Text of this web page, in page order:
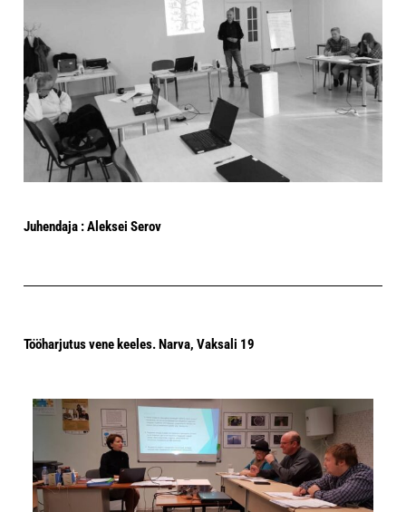
Juhendaja : Aleksei Serov
Tööharjutus vene keeles. Narva, Vaksali 19